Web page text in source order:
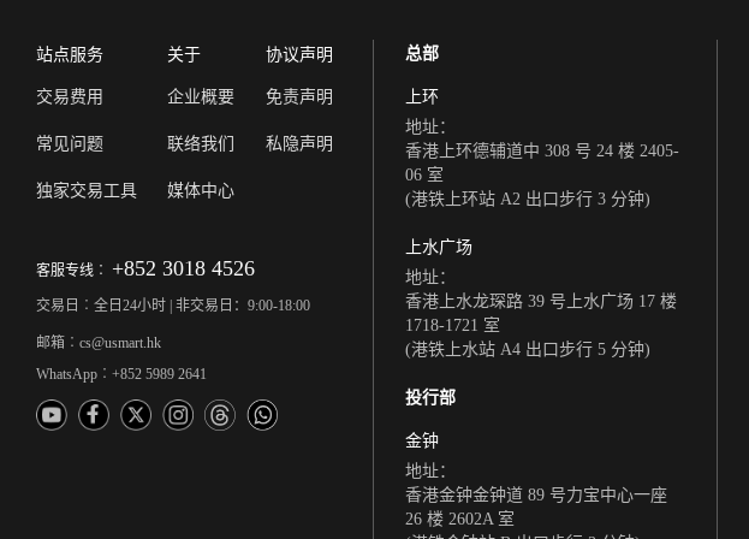
站点服务
交易费用
常见问题
独家交易工具
关于
企业概要
联络我们
媒体中心
协议声明
免责声明
私隐声明
客服专线︰ +852 3018 4526
交易日︰全日24小时 | 非交易日：9:00-18:00
邮箱︰cs@usmart.hk
WhatsApp︰+852 5989 2641
总部
上环
地址：
香港上环德辅道中 308 号 24 楼 2405-
06 室
(港铁上环站 A2 出口步行 3 分钟)
上水广场
地址：
香港上水龙琛路 39 号上水广场 17 楼
1718-1721 室
(港铁上水站 A4 出口步行 5 分钟)
投行部
金钟
地址：
香港金钟金钟道 89 号力宝中心一座
26 楼 2602A 室